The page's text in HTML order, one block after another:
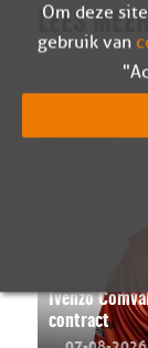
LEES MEER
Ivenzo
contract
Om deze
gebruik van